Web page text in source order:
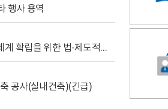
행사 용역
[위탁연구] 학습데이터 거래 시장의 보상체계 확립을 위한 법·제도적 검토 방안 연구
공사(실내건축)(긴급)